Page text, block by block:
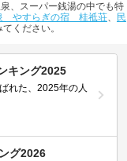
、スーパー銭湯の中でも特
やすらぎの宿 桂祗荘、
民
ください。
キング2025
れた、2025年の人
グ2026